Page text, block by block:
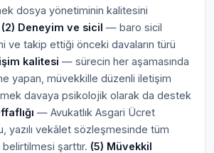
dosya yönetiminin kalitesini
(2) Deneyim ve sicil — baro sicil
ve takip ettiği önceki davaların türü
kalitesi — sürecin her aşamasında
yapan, müvekkille düzenli iletişim
davaya psikolojik olarak da destek
— Avukatlık Asgari Ücret
yazılı vekâlet sözleşmesinde tüm
şarttır. (5) Müvekkil